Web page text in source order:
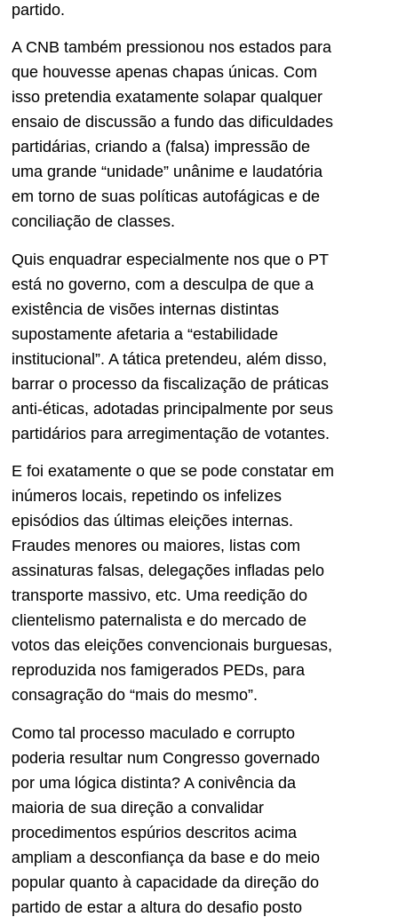
partido.
A CNB também pressionou nos estados para
que houvesse apenas chapas únicas. Com
isso pretendia exatamente solapar qualquer
ensaio de discussão a fundo das dificuldades
partidárias, criando a (falsa) impressão de
uma grande “unidade” unânime e laudatória
em torno de suas políticas autofágicas e de
conciliação de classes.
Quis enquadrar especialmente nos que o PT
está no governo, com a desculpa de que a
existência de visões internas distintas
supostamente afetaria a “estabilidade
institucional”. A tática pretendeu, além disso,
barrar o processo da fiscalização de práticas
anti-éticas, adotadas principalmente por seus
partidários para arregimentação de votantes.
E foi exatamente o que se pode constatar em
inúmeros locais, repetindo os infelizes
episódios das últimas eleições internas.
Fraudes menores ou maiores, listas com
assinaturas falsas, delegações infladas pelo
transporte massivo, etc. Uma reedição do
clientelismo paternalista e do mercado de
votos das eleições convencionais burguesas,
reproduzida nos famigerados PEDs, para
consagração do “mais do mesmo”.
Como tal processo maculado e corrupto
poderia resultar num Congresso governado
por uma lógica distinta? A conivência da
maioria de sua direção a convalidar
procedimentos espúrios descritos acima
ampliam a desconfiança da base e do meio
popular quanto à capacidade da direção do
partido de estar a altura do desafio posto